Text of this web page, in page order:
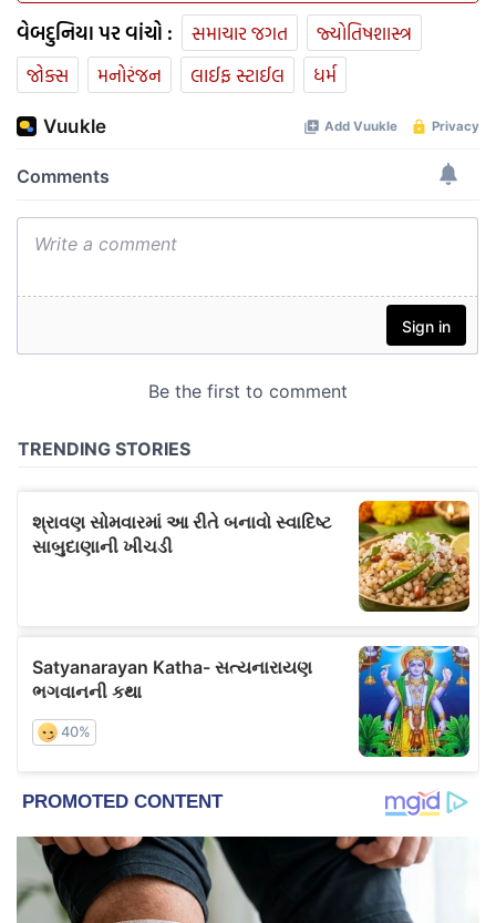
વેબદુનિયા પર વાંચો : સમાચાર જગત
જ્યોતિષશાસ્ત્ર
જોક્સ
મનોરંજન લાઈફ સ્ટાઈલ ધર્મ